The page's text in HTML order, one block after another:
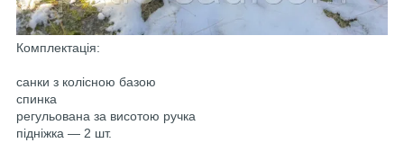
Комплектація:
санки з колісною базою
спинка
регульована за висотою ручка
підніжка — 2 шт.